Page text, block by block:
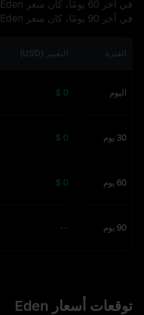
في آخر 60 يومًا، كان سعر Eden مقابل USD هو
في آخر 90 يومًا، كان سعر Eden مقابل USD هو
الفترة التغيير (USD)
اليوم $ 0
30 يوم $ 0
60 يوم $ 0
90 يوم --
توقعات أسعار Eden